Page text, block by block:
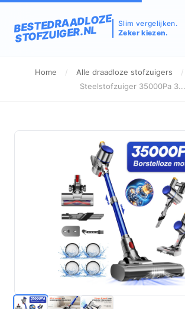
BESTEDRAADLOZE
STOFZUIGER.NL
Slim vergelijken.
Zeker kiezen.
Home / Alle draadloze stofzuigers /
Steelstofzuiger 35000Pa 3...